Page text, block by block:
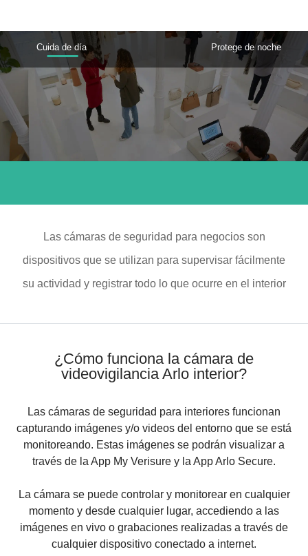
Cuida de día Protege de noche
Las cámaras de seguridad para negocios son
dispositivos que se utilizan para supervisar fácilmente
su actividad y registrar todo lo que ocurre en el interior
¿Cómo funciona la cámara de
videovigilancia Arlo interior?
Las cámaras de seguridad para interiores funcionan
capturando imágenes y/o videos del entorno que se está
monitoreando. Estas imágenes se podrán visualizar a
través de la App My Verisure y la App Arlo Secure.
La cámara se puede controlar y monitorear en cualquier
momento y desde cualquier lugar, accediendo a las
imágenes en vivo o grabaciones realizadas a través de
cualquier dispositivo conectado a internet.